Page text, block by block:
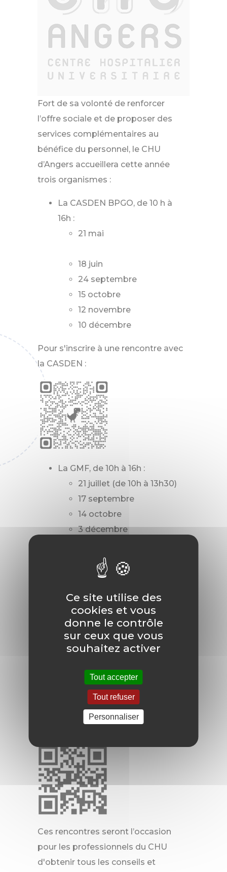
Fort de sa volonté de renforcer
l’offre sociale et de proposer des
services complémentaires au
bénéfice du personnel, le CHU
d’Angers accueillera cette année
trois organismes :
La CASDEN BPGO, de 10 h à
16h :
21 mai
18 juin
24 septembre
15 octobre
12 novembre
10 décembre
Pour s'inscrire à une rencontre avec
la CASDEN :
La GMF, de 10h à 16h :
21 juillet (de 10h à 13h30)
17 septembre
14 octobre
3 décembre
La MGEN, de 10h à 16h :
4 juin
Pour s'inscrire à une rencontre avec
Ces rencontres seront l’occasion
pour les professionnels du CHU
d'obtenir tous les conseils et
Ce site utilise des
cookies et vous
donne le contrôle
sur ceux que vous
souhaitez activer
Tout accepter
Tout refuser
Personnaliser